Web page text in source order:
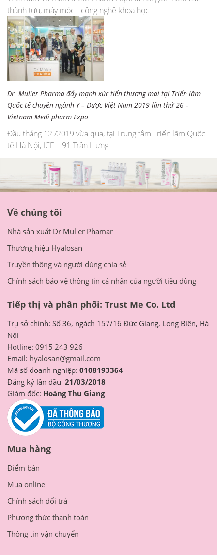
thành tựu, máy móc - công nghệ khoa học
Dr. Muller Pharma đẩy mạnh xúc tiến thương mại tại Triển lãm
Quốc tế chuyên ngành Y – Dược Việt Nam 2019 lần thứ 26 –
Vietnam Medi-pharm Expo
Đầu tháng 12 /2019 vừa qua, tại Trung tâm Triển lãm Quốc
tế Hà Nội, ICE – 91 Trần Hưng
Về chúng tôi
Nhà sản xuất Dr Muller Phamar
Thương hiệu Hyalosan
Truyền thông và người dùng chia sẻ
Chính sách bảo vệ thông tin cá nhân của người tiêu dùng
Tiếp thị và phân phối: Trust Me Co. Ltd
Trụ sở chính: Số 36, ngách 157/16 Đức Giang, Long Biên, Hà
Nội
Hotline: 0915 243 926
Email: hyalosan@gmail.com
Mã số doanh nghiệp: 0108193364
Đăng ký lần đầu: 21/03/2018
Giám đốc: Hoàng Thu Giang
Mua hàng
Điểm bán
Mua online
Chính sách đổi trả
Phương thức thanh toán
Thông tin vận chuyển